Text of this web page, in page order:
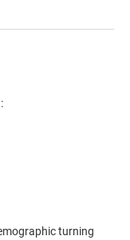
turning